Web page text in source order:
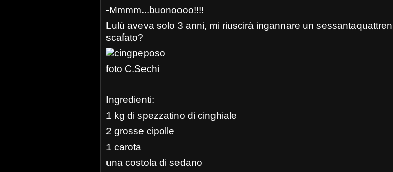
-Mmmm...buonoooo!!!!
Lulù aveva solo 3 anni, mi riuscirà ingannare un
scafato?
foto C.Sechi
Ingredienti:
1 kg di spezzatino di cinghiale
2 grosse cipolle
1 carota
una costola di sedano